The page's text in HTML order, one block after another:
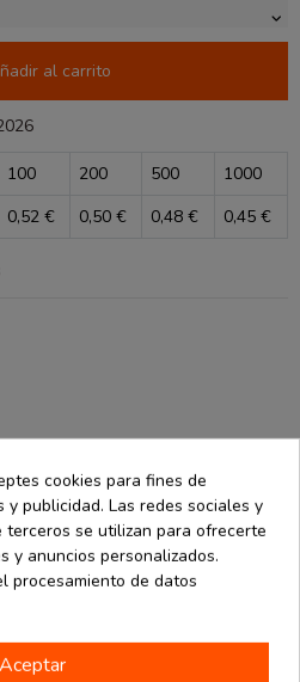
al carrito
100 200 500
1000
0,52 € 0,50 € 0,48 € 0,45 €
medida de 5 centimetros y dos
en color verde en una mitad
un pequeño agujero que facilita el
cookies para fines de
y publicidad. Las redes sociales y
se utilizan para ofrecerte
y anuncios personalizados.
procesamiento de datos
Aceptar